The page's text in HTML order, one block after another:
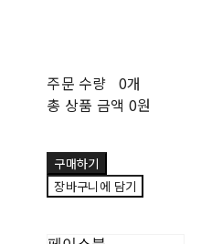
주문 수량 0개
총 상품 금액 0원
구매하기
장바구니에 담기